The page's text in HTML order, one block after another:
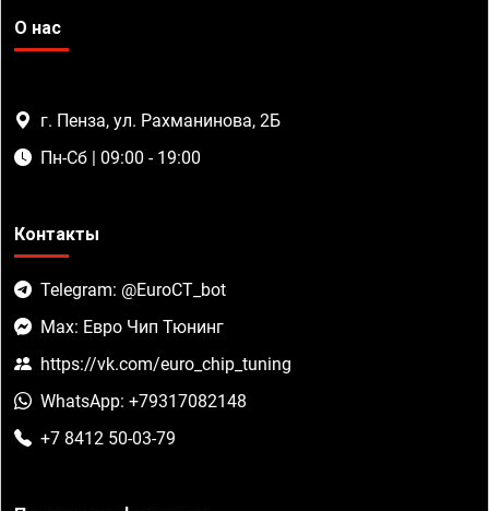
О нас
г. Пенза, ул. Рахманинова, 2Б
Пн-Сб | 09:00 - 19:00
Контакты
Telegram: @EuroCT_bot
Max: Евро Чип Тюнинг
https://vk.com/euro_chip_tuning
WhatsApp: +79317082148
+7 8412 50-03-79